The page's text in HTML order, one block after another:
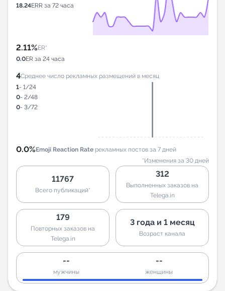
18.24ERR за 72 часа
2.11%ER*
0.0ER за 24 часа
4Среднее число рекламных размещений в месяц
1- 1/24
0- 2/48
0- 3/72
0.0%Emoji Reaction Rate рекламных постов за 7 дней
*Изменения за 30 дней
11767
Всего публикаций*
312
Выполненных заказов на
Telega.in
179
Повторных заказов на
Telega.in
3 года и 1 месяц
Возраст канала
--
мужчины
--
женщины